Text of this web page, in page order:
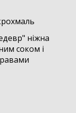
ніжна
соком і